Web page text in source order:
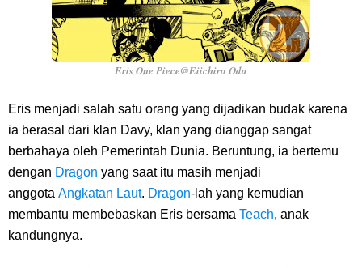
Eris One Piece@Eiichiro Oda
Eris menjadi salah satu orang yang dijadikan budak karena
ia berasal dari klan Davy, klan yang dianggap sangat
berbahaya oleh Pemerintah Dunia. Beruntung, ia bertemu
dengan Dragon yang saat itu masih menjadi
anggota Angkatan Laut. Dragon-lah yang kemudian
membantu membebaskan Eris bersama Teach, anak
kandungnya.